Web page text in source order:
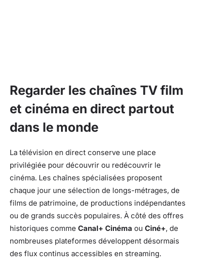
Regarder les chaînes TV film
et cinéma en direct partout
dans le monde
La télévision en direct conserve une place
privilégiée pour découvrir ou redécouvrir le
cinéma. Les chaînes spécialisées proposent
chaque jour une sélection de longs-métrages, de
films de patrimoine, de productions indépendantes
ou de grands succès populaires. À côté des offres
historiques comme Canal+ Cinéma ou Ciné+, de
nombreuses plateformes développent désormais
des flux continus accessibles en streaming.